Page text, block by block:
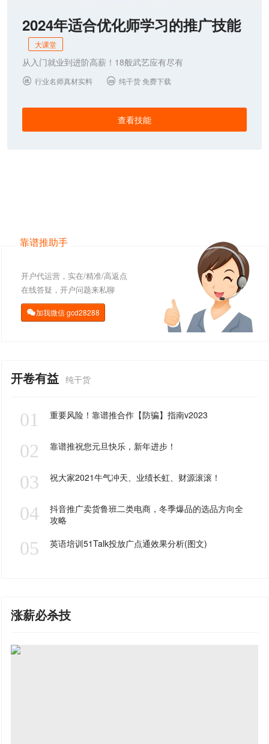
2024年适合优化师学习的推广技能
大课堂
从入门就业到进阶高薪！18般武艺应有尽有
 行业名师真材实料  纯干货 免费下载
查看技能
靠谱推助手
开户代运营，实在/精准/高返点
在线答疑，开户问题来私聊
加我微信gcd28288
开卷有益 纯干货
01 重要风险！靠谱推合作【防骗】指南v2023
02 靠谱推祝您元旦快乐，新年进步！
03 祝大家2021牛气冲天、业绩长虹、财源滚滚！
04
抖音推广卖货鲁班二类电商，冬季爆品的选品方向全
攻略
05 英语培训51Talk投放广点通效果分析(图文)
涨薪必杀技